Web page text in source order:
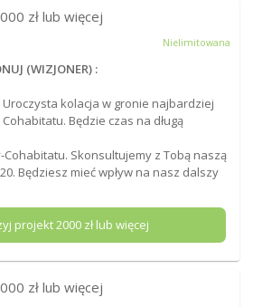
zł lub więcej
Nielimitowana
(WIZJONER) :
Uroczysta kolacja w gronie najbardziej
Będzie czas na długą
Cohabitatu. Skonsultujemy z Tobą naszą
Będziesz mieć wpływ na nasz dalszy
projekt2000 zł lub więcej
zł lub więcej